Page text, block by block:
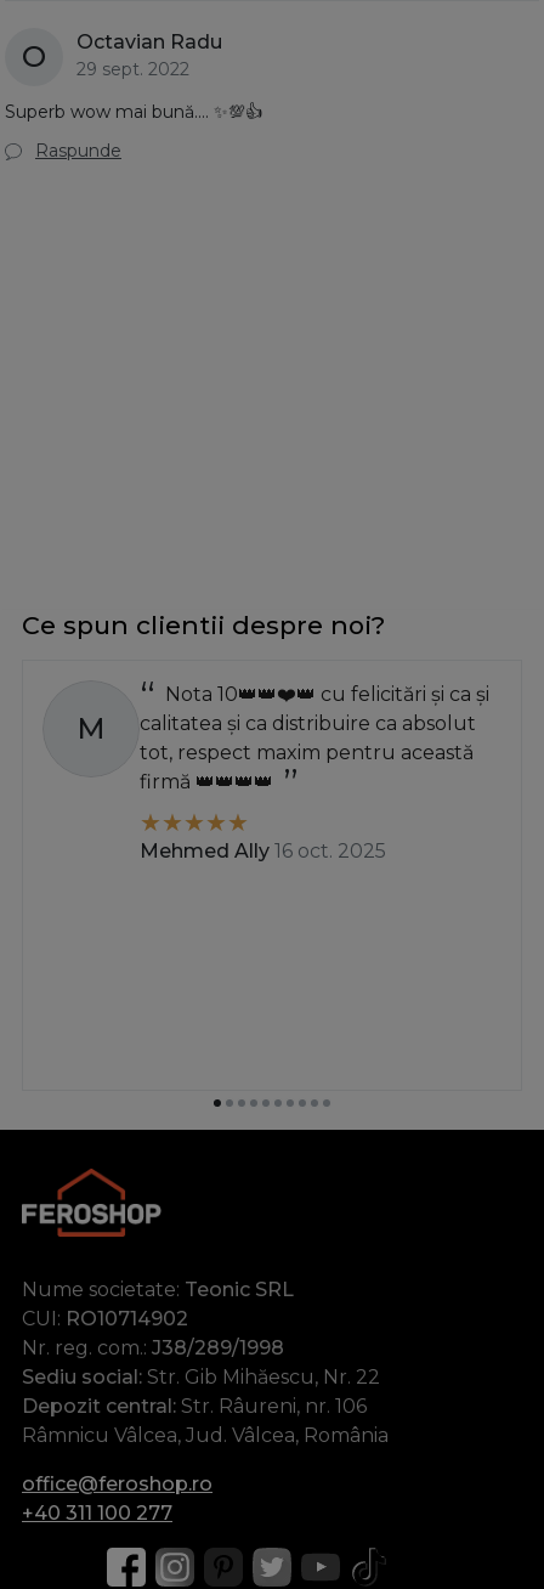
O Octavian Radu
29 sept. 2022
Superb wow mai bună.... ✨️💯👍
Raspunde
Ce spun clientii despre noi?
M
Nota 10👑👑❤️👑 cu felicitări și ca și
calitatea și ca distribuire ca absolut
tot, respect maxim pentru această
firmă 👑👑👑👑
Mehmed Ally 16 oct. 2025
Nume societate: Teonic SRL
CUI: RO10714902
Nr. reg. com.: J38/289/1998
Sediu social: Str. Gib Mihăescu, Nr. 22
Depozit central: Str. Râureni, nr. 106
Râmnicu Vâlcea, Jud. Vâlcea, România
office@feroshop.ro
+40 311 100 277